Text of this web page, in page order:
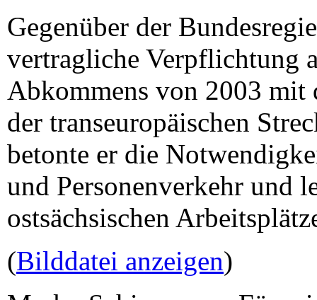
Gegenüber der
vertragliche Verpflichtung
Abkommens von 2003 mit
der transeuropäischen
betonte er die
und Personenverkehr und
ostsächsischen
(Bilddatei anzeigen)